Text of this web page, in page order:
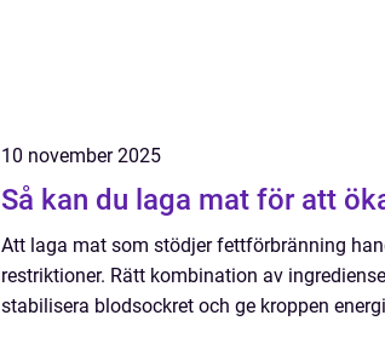
10 november 2025
Så kan du laga mat för att
Att laga mat som stödjer fettförbränning
restriktioner. Rätt kombination av
stabilisera blodsockret och ge kroppen